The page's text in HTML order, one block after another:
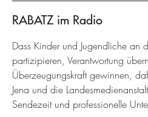
RABATZ im Radio
Dass Kinder und Jugendliche an
partizipieren, Verantwortung
Überzeugungskraft gewinnen,
Jena und die
Sendezeit und professionelle